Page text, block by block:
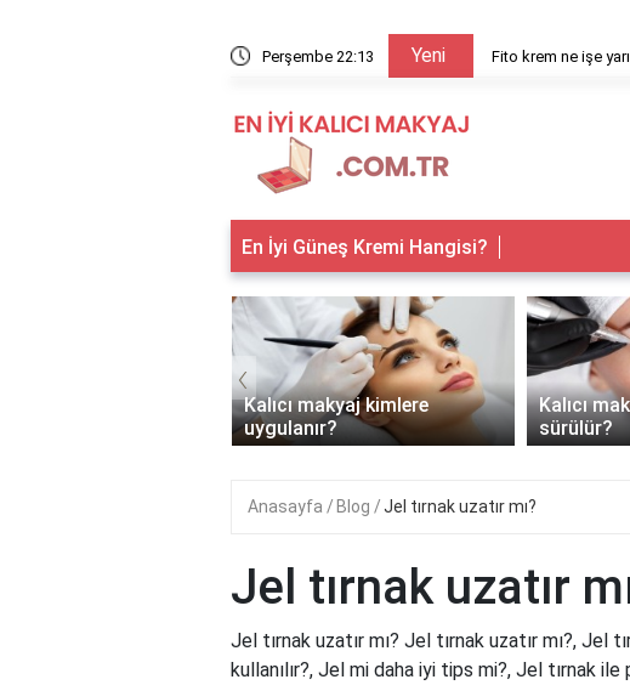
Perşembe 22:13 Yeni Fito krem ne işe
En İyi Güneş Kremi Hangisi?
Kalıcı makyaj kimlere
uygulanır?
Kalıcı
sürülür?
‹
Anasayfa Blog Jel tırnak uzatır mı?
Jel tırnak uzatır
Jel tırnak uzatır mı? Jel tırnak uzatır mı?, Jel
kullanılır?, Jel mi daha iyi tips mi?, Jel tırnak